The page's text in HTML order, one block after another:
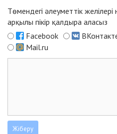
Төмендегі әлеуметтік
арқылы пікір қалдыра аласыз
Facebook
Mail.ru